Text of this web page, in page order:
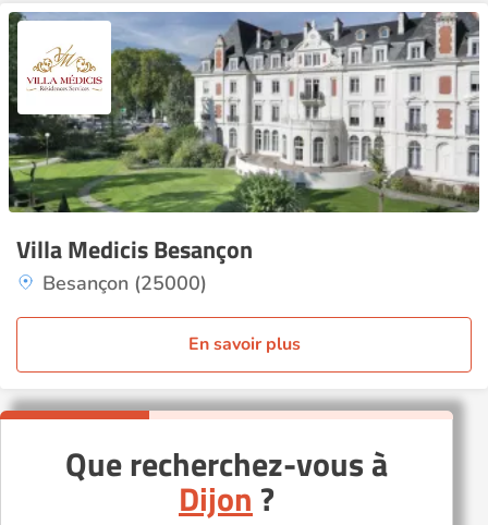
Villa Medicis Besançon
Besançon (25000)
En savoir plus
Que recherchez-vous à
Dijon ?